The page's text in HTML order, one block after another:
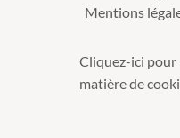
Mentions
Cliquez-ici pour
matière de